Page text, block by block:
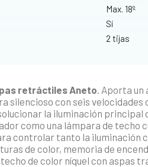
Max. 18º
Sí
2 tijas
retráctiles Aneto . Aporta
silencioso con seis
la iluminación
como una lámpara de techo
controlar tanto la iluminación
de color, memoria de
de color níquel con aspas